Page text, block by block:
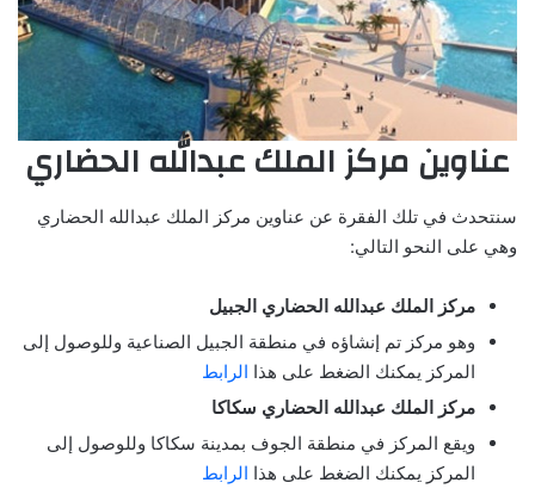
عناوين مركز الملك عبدالله الحضاري
سنتحدث في تلك الفقرة عن عناوين مركز الملك عبدالله الحضاري
وهي على النحو التالي:
مركز الملك عبدالله الحضاري الجبيل
وهو مركز تم إنشاؤه في منطقة الجبيل الصناعية وللوصول إلى
المركز يمكنك الضغط على هذا الرابط
مركز الملك عبدالله الحضاري سكاكا
ويقع المركز في منطقة الجوف بمدينة سكاكا وللوصول إلى
المركز يمكنك الضغط على هذا الرابط